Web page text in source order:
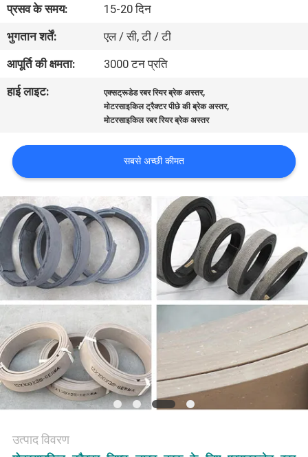
संपर्क
करें
एक
की
विनती
करे
साइटमैप
PRIVACY
POLICY
प्रसव के समय:
15-20 दिन
भुगतान शर्तें:
एल / सी, टी / टी
आपूर्ति की क्षमता:
3000 टन प्रति
हाई लाइट:
एक्सट्रूडेड रबर रियर ब्रेक अस्तर,
मोटरसाइकिल ट्रैक्टर पीछे की ब्रेक अस्तर,
मोटरसाइकिल रबर रियर ब्रेक अस्तर
सबसे अच्छी कीमत
उत्पाद विवरण